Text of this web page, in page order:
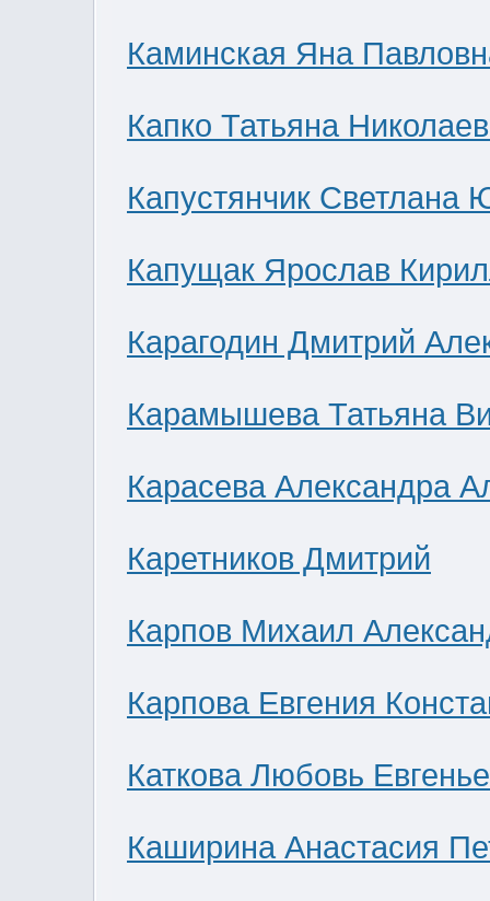
Каминская Яна
Капко Татьяна
Капустянчик Светлана
Капущак Ярослав
Карагодин Дмитрий
Карамышева Татьяна
Карасева Александра
Каретников Дмитрий
Карпов Михаил
Карпова Евгения
Каткова Любовь
Каширина Анастасия